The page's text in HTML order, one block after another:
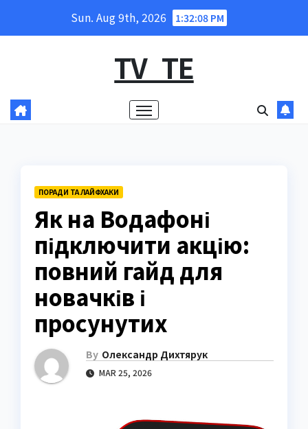
Sun. Aug 9th, 2026 1:32:09 PM
TV_TE
ПОРАДИ ТА ЛАЙФХАКИ
Як на Водафоні
підключити акцію:
повний гайд для
новачків і
просунутих
By Олександр Дихтярук
MAR 25, 2026